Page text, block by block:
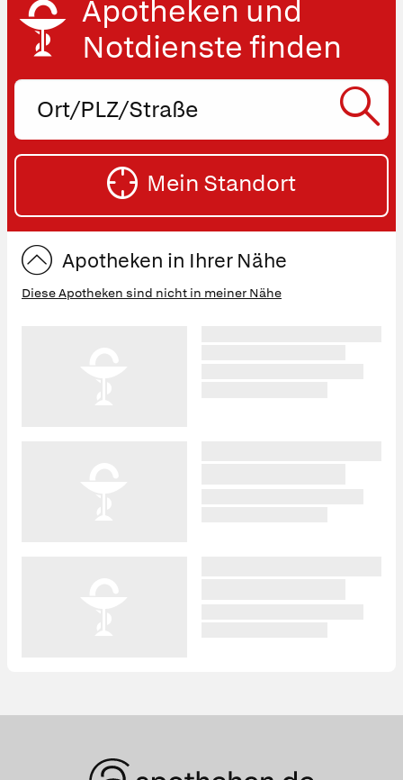
Apotheken und
Notdienste finden
Ort,
oder
Straße
Mein Standort
Apotheken in Ihrer Nähe
Diese Apotheken sind nicht in meiner Nähe